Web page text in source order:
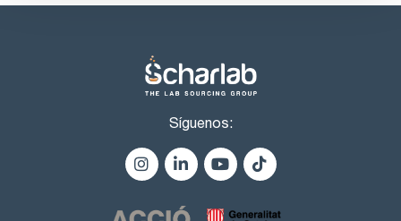
Síguenos: